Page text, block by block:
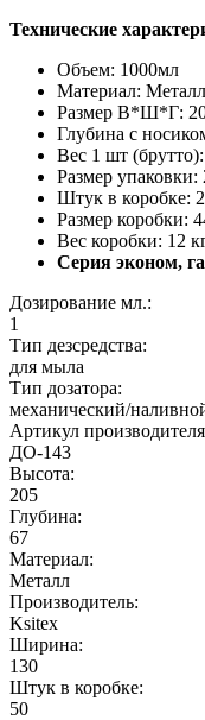
Технические
Объем: 1000мл
Материал:
Размер В*Ш*Г:
Глубина с
Вес 1 шт
Размер
Штук в коробке:
Размер коробки:
Вес коробки: 12
Серия эконом,
Дозирование мл.:
1
Тип дезсредства:
для мыла
Тип дозатора:
механический/
Артикул
ДО-143
Высота:
205
Глубина:
67
Материал:
Металл
Производитель:
Ksitex
Ширина:
130
Штук в коробке:
50